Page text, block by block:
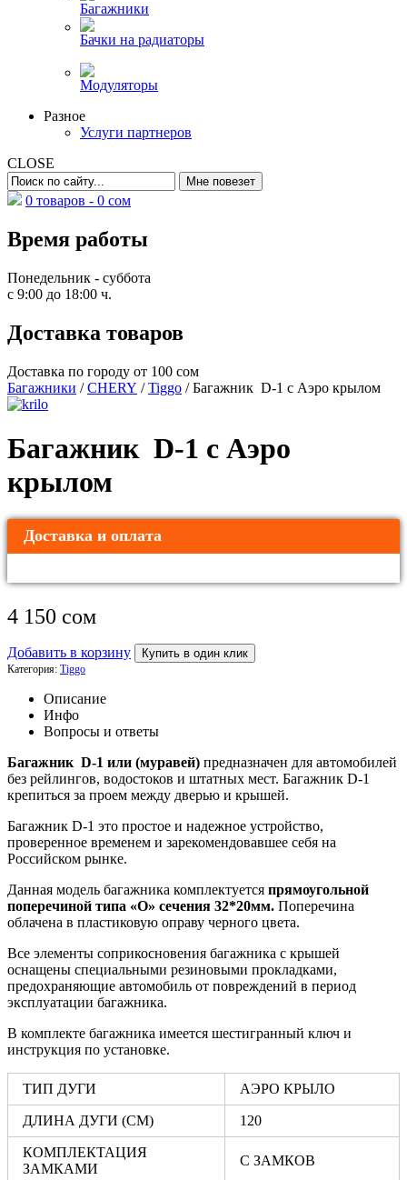
Багажники
Бачки на радиаторы
Модуляторы
Разное
Услуги партнеров
CLOSE
0 товаров - 0 сом
Время работы
Понедельник - суббота
с 9:00 до 18:00 ч.
Доставка товаров
Доставка по городу от 100 сом
Багажники /CHERY /Tiggo / Багажник D-1 с Аэро крылом
Багажник D-1 с Аэро
крылом
Доставка и оплата
4 150 сом
Добавить в корзину Купить в один клик
Категория: Tiggo
Описание
Инфо
Вопросы и ответы
Багажник D-1 или (муравей) предназначен для автомобилей
без рейлингов, водостоков и штатных мест. Багажник D-1
крепиться за проем между дверью и крышей.
Багажник D-1 это простое и надежное устройство,
проверенное временем и зарекомендовавшее себя на
Российском рынке.
Данная модель багажника комплектуется прямоугольной
поперечиной типа «О» сечения 32*20мм. Поперечина
облачена в пластиковую оправу черного цвета.
Все элементы соприкосновения багажника с крышей
оснащены специальными резиновыми прокладками,
предохраняющие автомобиль от повреждений в период
эксплуатации багажника.
В комплекте багажника имеется шестигранный ключ и
инструкция по установке.
ТИП ДУГИ АЭРО КРЫЛО
ДЛИНА ДУГИ (СМ) 120
КОМПЛЕКТАЦИЯ
ЗАМКАМИ
С ЗАМКОВ